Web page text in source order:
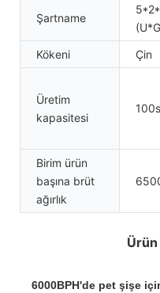
Şartname
Kökeni Çin
Üretim
kapasitesi
Birim ürün
başına brüt
ağırlık
Ürün
6000BPH'de pet şişe